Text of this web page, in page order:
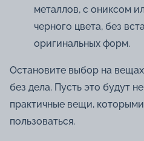
металлов, с ониксом
черного цвета, без
оригинальных форм.
Остановите выбор на
без дела. Пусть это будут
практичные вещи,
пользоваться.